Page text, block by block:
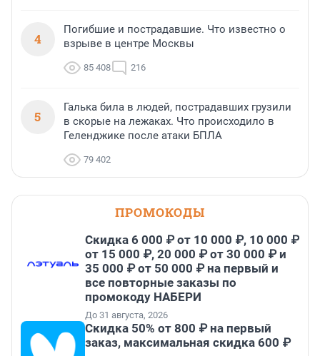
4
Погибшие и пострадавшие. Что известно о
взрыве в центре Москвы
85 408 216
5
Галька била в людей, пострадавших грузили
в скорые на лежаках. Что происходило в
Геленджике после атаки БПЛА
79 402
ПРОМОКОДЫ
Скидка 6 000 ₽ от 10 000 ₽, 10 000 ₽
от 15 000 ₽, 20 000 ₽ от 30 000 ₽ и
35 000 ₽ от 50 000 ₽ на первый и
все повторные заказы по
промокоду НАБЕРИ
До 31 августа, 2026
Скидка 50% от 800 ₽ на первый
заказ, максимальная скидка 600 ₽